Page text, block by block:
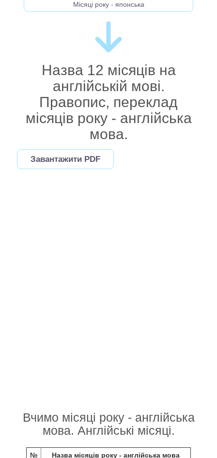
Місяці року - японська
Назва 12 місяців на
англійській мові.
Правопис, переклад
місяців року - англійська
мова.
Завантажити PDF
Вчимо місяці року - англійська
мова. Англійські місяці.
№ Назва місяців року - англійська мова